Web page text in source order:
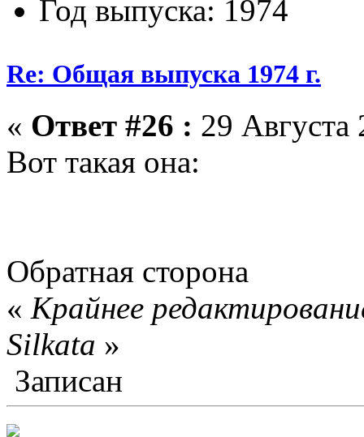
Год выпуска: 1974
Re: Общая выпуска 1974 г.
« Ответ #26 : 29 Августа
Вот такая она:
Обратная сторона
« Крайнее
Silkata »
Записан